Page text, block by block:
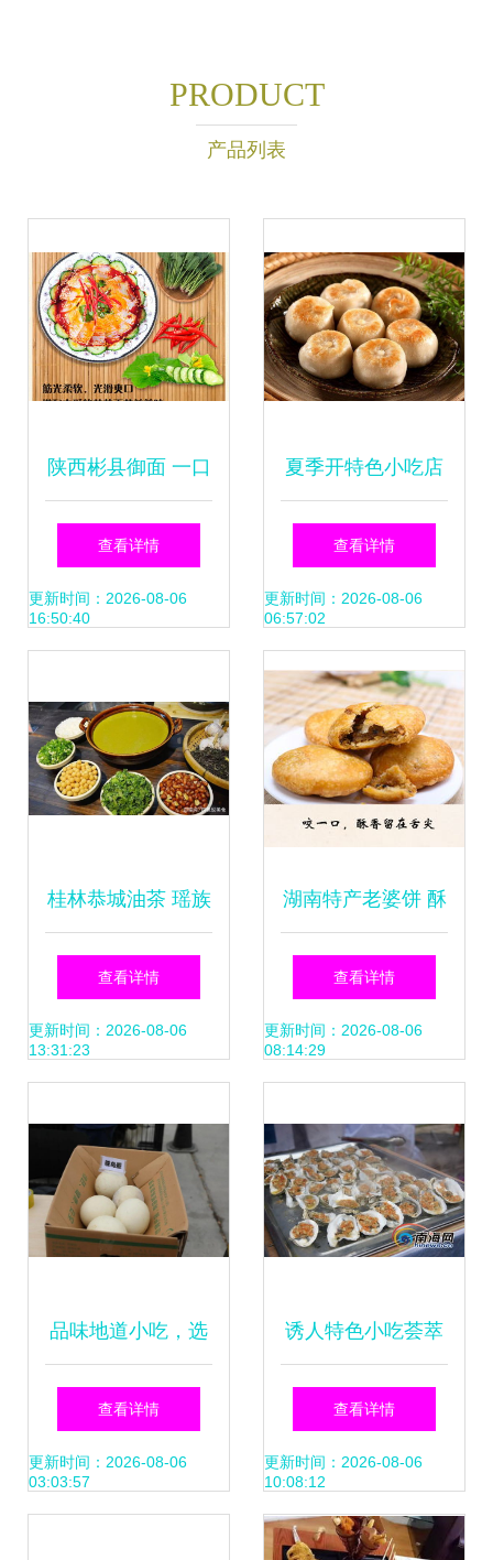
PRODUCT
产品列表
陕西彬县御面 一口
难忘的千年玉面传
奇
查看详情
更新时间：2026-08-06
16:50:40
夏季开特色小吃店
如何正确选址？
——以传统小吃为
例
查看详情
更新时间：2026-08-06
06:57:02
桂林恭城油茶 瑶族
传承与地理标志的
美味之旅
查看详情
更新时间：2026-08-06
13:31:23
湖南特产老婆饼 酥
香传统点心的匠人
之作
查看详情
更新时间：2026-08-06
08:14:29
品味地道小吃，选
购农家好物——回
顾托里县消费扶贫
查看详情
更新时间：2026-08-06
03:03:57
诱人特色小吃荟萃
海南岛欢乐节 游客
大饱口福
查看详情
更新时间：2026-08-06
10:08:12